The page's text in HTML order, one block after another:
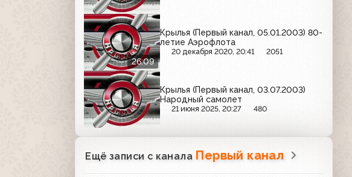
26:09
Крылья (Первый канал, 05.01.2003) 80-
летие Аэрофлота
20 декабря 2020, 20:41 2051
Крылья (Первый канал, 03.07.2003)
Народный самолет
21 июня 2025, 20:27 480
Ещё записи с канала Первый канал